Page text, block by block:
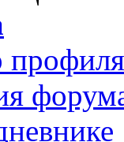
профиля